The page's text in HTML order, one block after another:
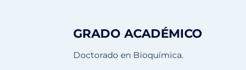
GRADO ACADÉMICO
Doctorado en Bioquímica.